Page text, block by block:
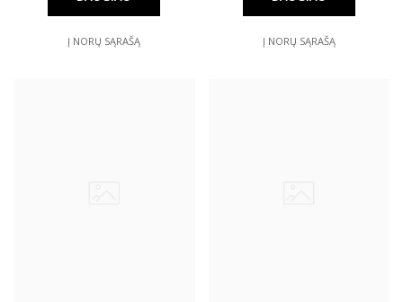
Į NORŲ SĄRAŠĄ Į NORŲ SĄRAŠĄ